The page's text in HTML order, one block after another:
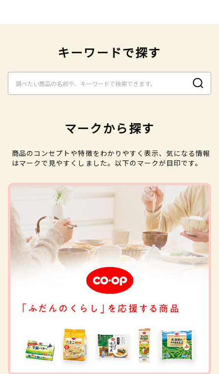
キーワードで探す
マークから探す
商品のコンセプトや特徴をわかりやすく表示、気になる情報
はマークで見やすくしました。以下のマークが目印です。